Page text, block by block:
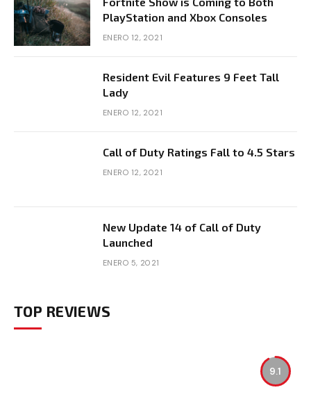
PlayStation and Xbox Consoles
ENERO 12, 2021
Resident Evil Features 9 Feet Tall
Lady
ENERO 12, 2021
Call of Duty Ratings Fall to 4.5 Stars
ENERO 12, 2021
New Update 14 of Call of Duty
Launched
ENERO 5, 2021
TOP REVIEWS
9.1